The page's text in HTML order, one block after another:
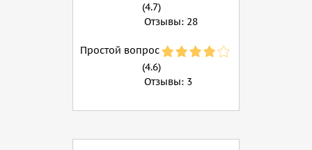
(4.7)
Отзывы: 28
Простой вопрос
(4.6)
Отзывы: 3